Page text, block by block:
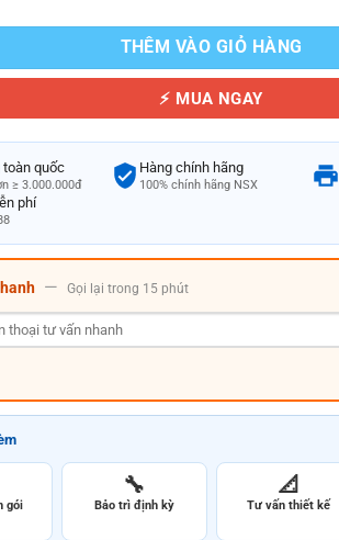
THÊM VÀO GIỎ HÀNG
⚡ MUA NGAY
toàn quốc
≥ 3.000.000đ
Hàng chính hãng
100% chính hãng NSX
phí
— Gọi lại trong 15 phút
gói
🔧
Bảo trì định kỳ
📐
Tư vấn thiết kế